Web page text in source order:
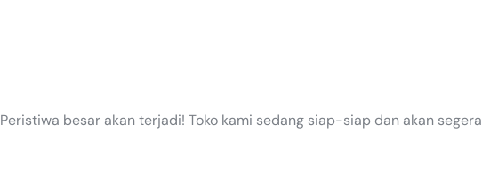
Peristiwa besar akan terjadi! Toko kami sedang siap-siap dan akan